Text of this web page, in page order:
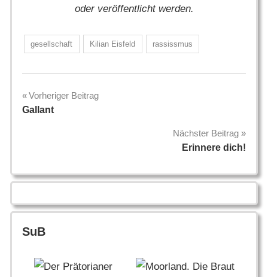
oder veröffentlicht werden.
gesellschaft Kilian Eisfeld rassissmus
Beitragsnavigation
Vorheriger Beitrag
Gallant
Nächster Beitrag
Erinnere dich!
SuB